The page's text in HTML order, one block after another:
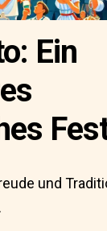
Ein
und